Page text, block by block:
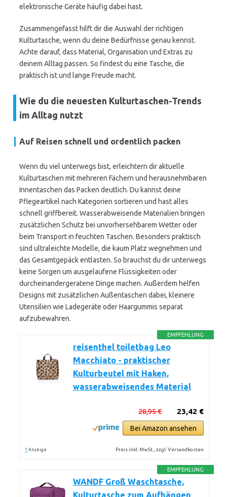
elektronische Geräte häufig dabei hast.
Zusammengefasst hilft dir die Auswahl der richtigen
Kulturtasche, wenn du deine Bedürfnisse genau kennst.
Achte darauf, dass Material, Organisation und Extras zu
deinem Alltag passen. So findest du eine Tasche, die
praktisch ist und lange Freude macht.
Wie du die neuesten Kulturtaschen-Trends
im Alltag nutzt
Auf Reisen schnell und ordentlich packen
Wenn du viel unterwegs bist, erleichtern dir aktuelle
Kulturtaschen mit mehreren Fächern und herausnehmbaren
Innentaschen das Packen deutlich. Du kannst deine
Pflegeartikel nach Kategorien sortieren und hast alles
schnell griffbereit. Wasserabweisende Materialien bringen
zusätzlichen Schutz bei unvorhersehbarem Wetter oder
beim Transport in feuchten Taschen. Besonders praktisch
sind ultraleichte Modelle, die kaum Platz wegnehmen und
das Gesamtgepäck entlasten. So brauchst du dir unterwegs
keine Sorgen um ausgelaufene Flüssigkeiten oder
durcheinandergeratene Dinge machen. Außerdem helfen
Designs mit zusätzlichen Außentaschen dabei, kleinere
Utensilien wie Ladegeräte oder Haargummis separat
aufzubewahren.
EMPFEHLUNG
reisenthel toiletbag Leo
Macchiato - praktischer
Kulturbeutel mit Haken,
wasserabweisendes Material
23,42 €
28,95 €
Bei Amazon ansehen
* Anzeige Preis inkl. MwSt., zzgl. Versandkosten
EMPFEHLUNG
WANDF Groß Waschtasche,
Kulturtasche zum Aufhängen